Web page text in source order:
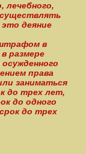
лечебного,
это деяние
в
размере
права
заниматься
до трех лет,
до одного
до трех